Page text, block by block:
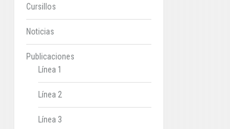
Cursillos
Noticias
Publicaciones
Línea 1
Línea 2
Línea 3